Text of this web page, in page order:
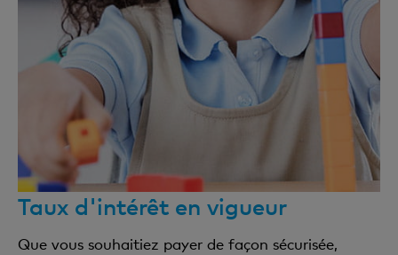
Taux d'intérêt en vigueur
Que vous souhaitiez payer de façon sécurisée,